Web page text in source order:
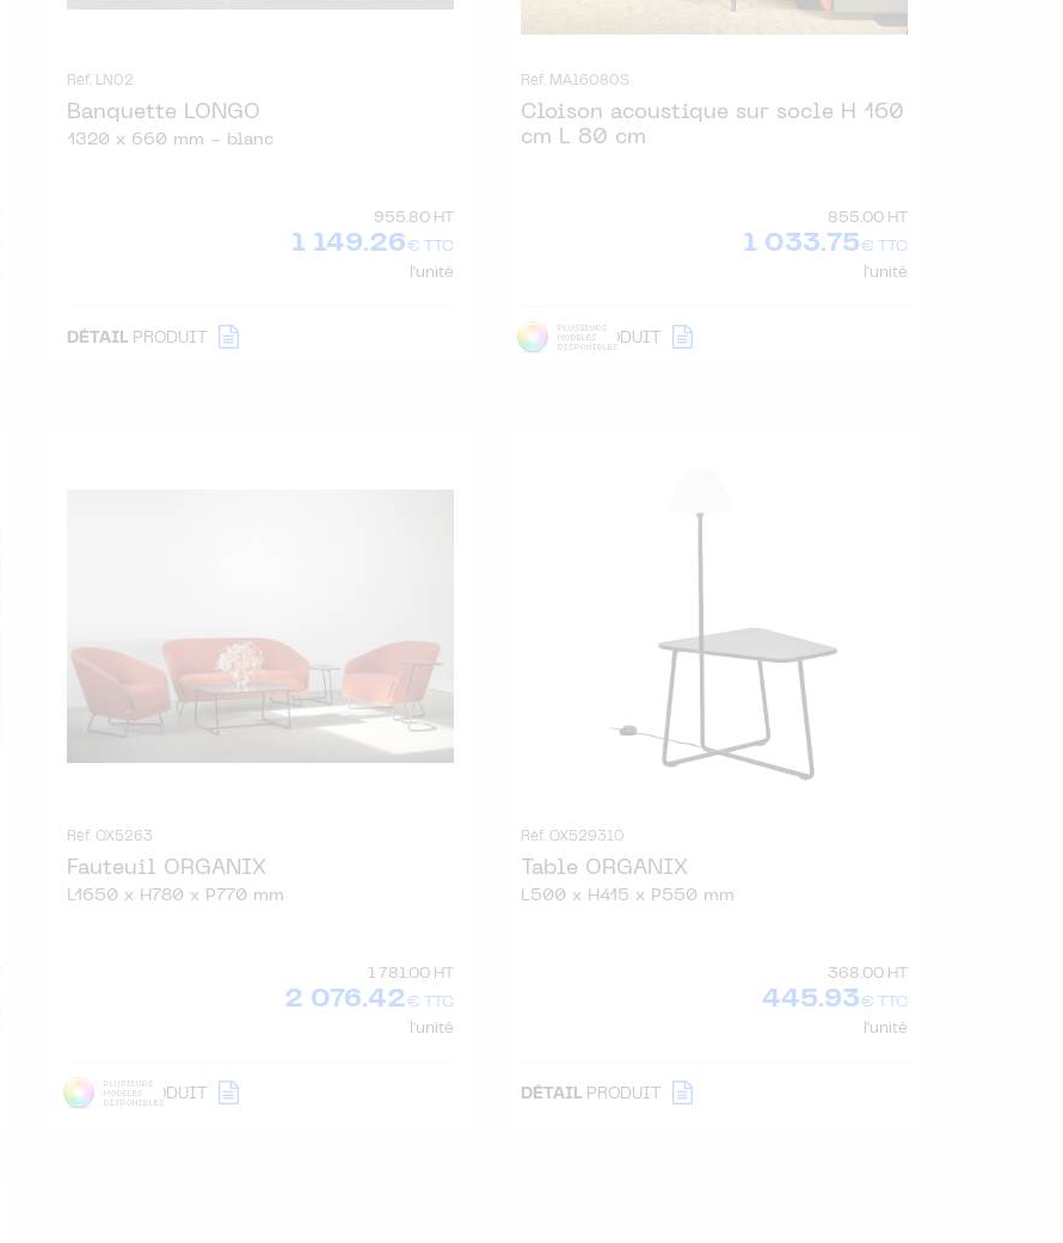
Réf. LN02
Banquette LONGO
1320 x 660 mm - blanc
955.80 HT
1 149.26€ TTC
l'unité
DÉTAIL PRODUIT
Réf. MA16080S
Cloison acoustique sur socle H 160
cm L 80 cm
855.00 HT
1 033.75€ TTC
l'unité
DÉTAILPRODUIT
Réf. OX5263
Fauteuil ORGANIX
L1650 x H780 x P770 mm
1 781.00 HT
2 076.42€ TTC
l'unité
DÉTAILPRODUIT
Réf. OX529310
Table ORGANIX
L500 x H415 x P550 mm
368.00 HT
445.93€ TTC
l'unité
DÉTAIL PRODUIT